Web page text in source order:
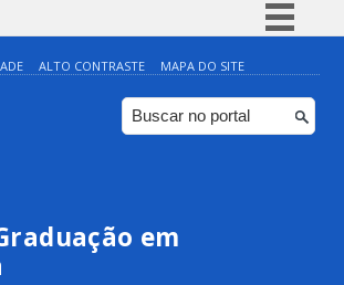
Simplifique!
Comunica BR
Participe
ALTO CONTRASTE MAPA DO SITE
em